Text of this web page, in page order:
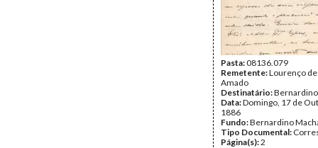
Pasta:08136.079
Remetente:Lourenço
Amado
Destinatário:
Data:Domingo, 17 de
1886
Fundo:Bernardino
Tipo Documental:
Página(s):2